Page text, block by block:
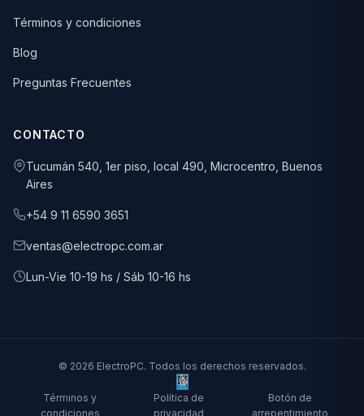
Términos y condiciones
Blog
Preguntas Frecuentes
CONTACTO
Tucumán 540, 1er piso, local 490, Microcentro, Buenos
Aires
+54 9 11 6590 3651
ventas@electropc.com.ar
Lun-Vie 10-19 hs / Sáb 10-16 hs
© 2026 ElectroPC. Todos los derechos reservados.
Términos y
condiciones
Política de
privacidad
Botón de
arrepentimiento